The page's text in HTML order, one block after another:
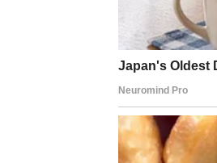
Ljubav:
U ljubavi Rak
kada im
Naredni dani
dokaz ljubavi
privući osobu
prisutnost i